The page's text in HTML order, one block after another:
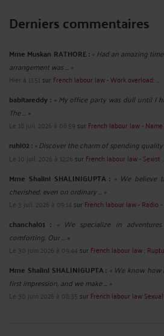
Derniers commentaires
Mme Muskan RATHORE :« Had an amazing
arrangement was ... »
Hier à 11:51 sur French labour law - Work overload: ...
babitareddy : « My office party was dull until I
The ... »
Le 18 juil. 2026 à 08:59 sur French labour law - Name
ruhi02 :« Discover the charm of spending quality
Le 10 juil. 2026 à 12:26 sur French labour law - Sexist
Mme Shalini SHALINIGUPTA : « We believe
cherished, even on ordinary ... »
Le 3 juil. 2026 à 09:14 sur French labour law - Radio -
chanchal01 : « We specialize in
comforting. Our ... »
Le 30 juin 2026 à 09:44 sur French labour law :
Mme Shalini SHALINIGUPTA : « We know
first impression, and we make ... »
Le 30 juin 2026 à 08:35 sur French labour law